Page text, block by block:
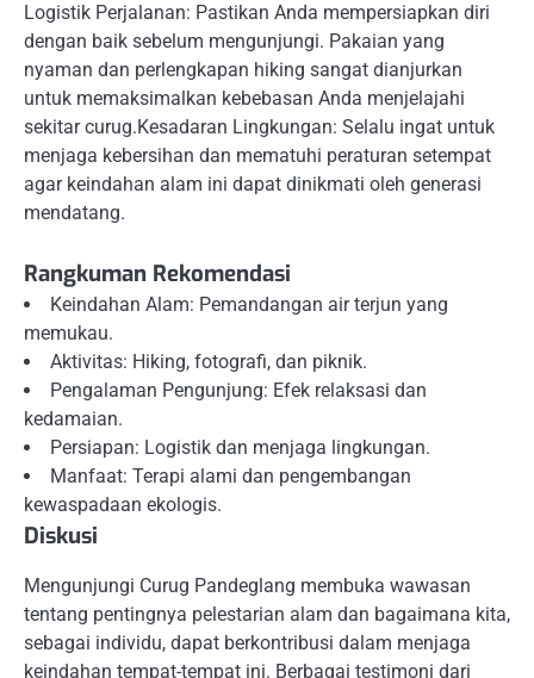
Logistik Perjalanan: Pastikan Anda mempersiapkan diri
dengan baik sebelum mengunjungi. Pakaian yang
nyaman dan perlengkapan hiking sangat dianjurkan
untuk memaksimalkan kebebasan Anda menjelajahi
sekitar curug.Kesadaran Lingkungan: Selalu ingat untuk
menjaga kebersihan dan mematuhi peraturan setempat
agar keindahan alam ini dapat dinikmati oleh generasi
mendatang.
Rangkuman Rekomendasi
Keindahan Alam: Pemandangan air terjun yang
memukau.
Aktivitas: Hiking, fotografi, dan piknik.
Pengalaman Pengunjung: Efek relaksasi dan
kedamaian.
Persiapan: Logistik dan menjaga lingkungan.
Manfaat: Terapi alami dan pengembangan
kewaspadaan ekologis.
Diskusi
Mengunjungi Curug Pandeglang membuka wawasan
tentang pentingnya pelestarian alam dan bagaimana kita,
sebagai individu, dapat berkontribusi dalam menjaga
keindahan tempat-tempat ini. Berbagai testimoni dari